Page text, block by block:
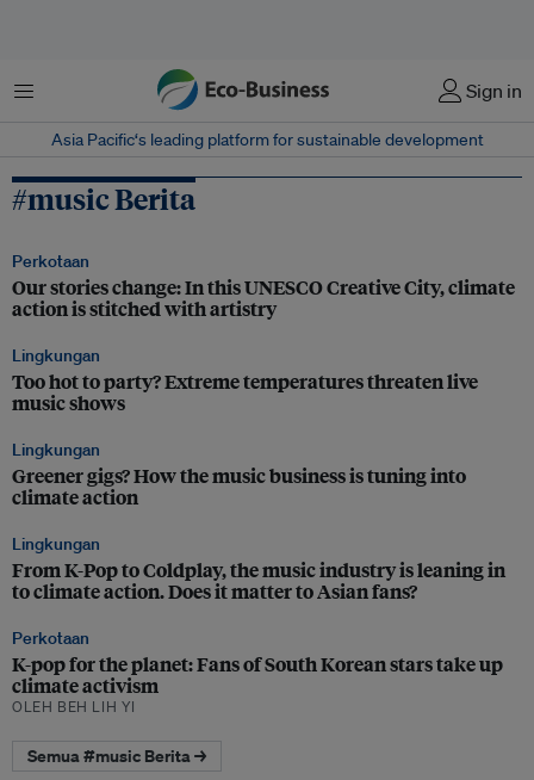
Menu Sign in
Asia Pacific‘s leading platform for sustainable development
#music Berita
Perkotaan
Our stories change: In this UNESCO Creative City, climate
action is stitched with artistry
Lingkungan
Too hot to party? Extreme temperatures threaten live
music shows
Lingkungan
Greener gigs? How the music business is tuning into
climate action
Lingkungan
From K-Pop to Coldplay, the music industry is leaning in
to climate action. Does it matter to Asian fans?
Perkotaan
K-pop for the planet: Fans of South Korean stars take up
climate activism
OLEH BEH LIH YI
Semua #music Berita →